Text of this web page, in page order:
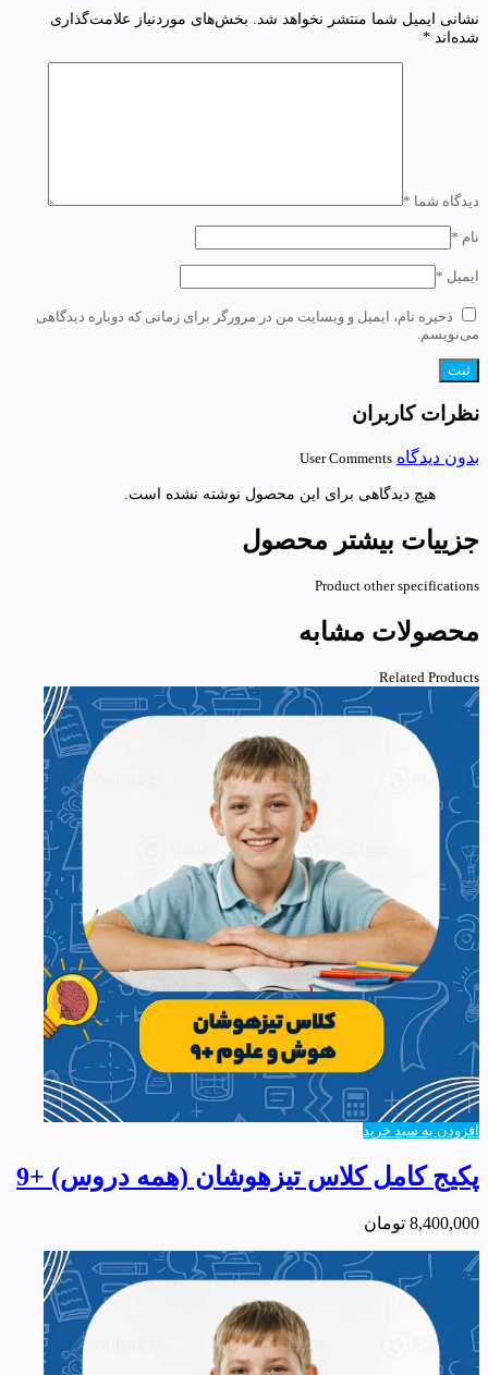
نشانی ایمیل شما منتشر نخواهد شد.
بخش‌های موردنیاز علامت‌گذاری
شده‌اند *
دیدگاه شما *
نام *
ایمیل *
ذخیره نام، ایمیل و وبسایت من در مرورگر برای زمانی که دوباره دیدگاهی
می‌نویسم.
نظرات کاربران
بدون دیدگاه User Comments
هیچ دیدگاهی برای این محصول نوشته نشده است.
جزییات بیشتر محصول
Product other specifications
محصولات مشابه
Related Products
افزودن به سبد خرید
پکیج کامل کلاس تیزهوشان (همه دروس) +9
8,400,000 تومان